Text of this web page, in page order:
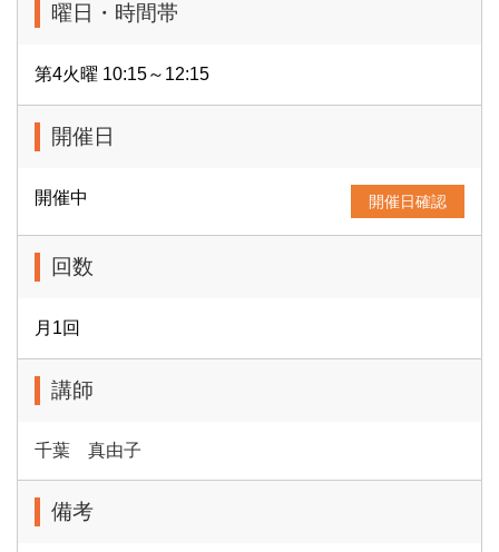
曜日・時間帯
第4火曜 10:15～12:15
開催日
開催中 開催日確認
回数
月1回
講師
千葉 真由子
備考